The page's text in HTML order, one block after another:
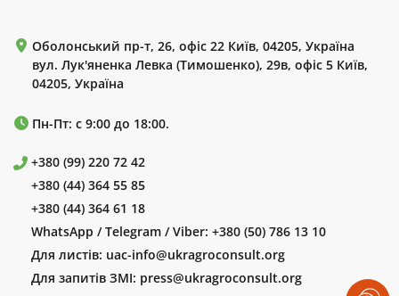
Оболонський пр-т, 26, офіс 22 Київ, 04205, Україна
вул. Лук'яненка Левка (Тимошенко), 29в, офіс 5 Київ,
04205, Україна
Пн-Пт: с 9:00 до 18:00.
+380 (99) 220 72 42
+380 (44) 364 55 85
+380 (44) 364 61 18
WhatsApp / Telegram / Viber: +380 (50) 786 13 10
Для листів: uac-info@ukragroconsult.org
Для запитів ЗМІ: press@ukragroconsult.org